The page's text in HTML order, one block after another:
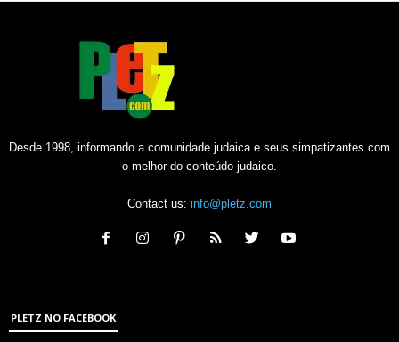
Desde 1998, informando a comunidade judaica e seus simpatizantes com
o melhor do conteúdo judaico.
Contact us: info@pletz.com
PLETZ NO FACEBOOK